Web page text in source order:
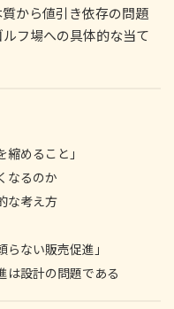
から値引き依存の問題
フ場への具体的な当て
めること」
なるのか
な考え方
ない販売促進」
は設計の問題である